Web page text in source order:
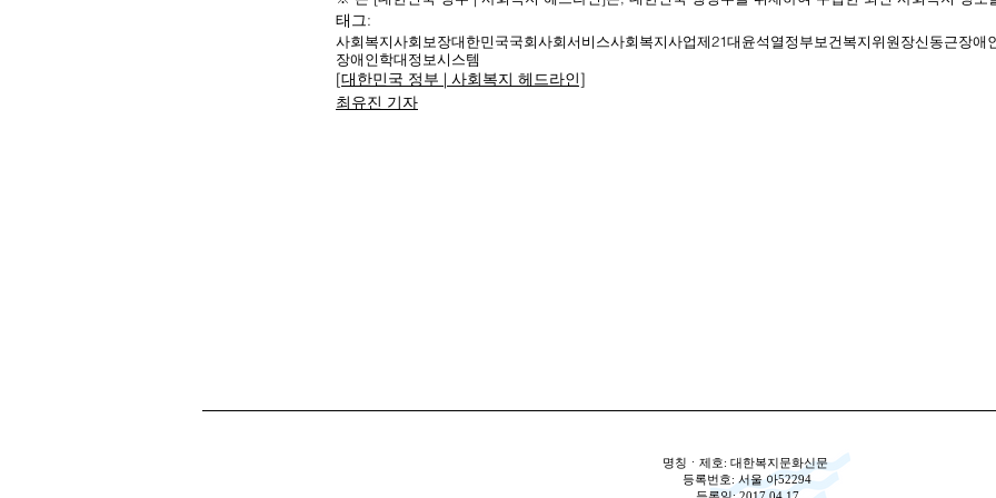
태그:
사회복지사회보장대한민국국회사회서비스사회복지사업제21대윤석열정부보건복지위원장신동근장애
장애인학대정보시스템
[대한민국 정부 | 사회복지 헤드라인]
최유진 기자
명칭ㆍ제호: 대한복지문화신문
등록번호: 서울 아52294